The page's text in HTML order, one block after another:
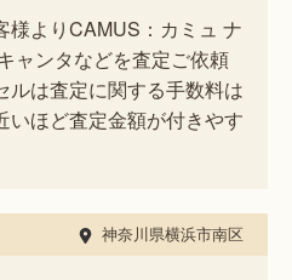
様よりCAMUS：カミュ ナ
ャンタなどを査定ご依頼
ルは査定に関する手数料は
いほど査定金額が付きやす
神奈川県横浜市南区